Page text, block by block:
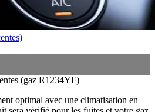
(gaz R1234YF)
optimal avec une climatisation en